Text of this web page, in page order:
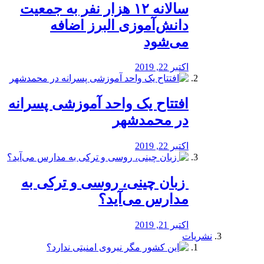
️سالانه ۱۲ هزار نفر به جمعیت
دانش‌آموزی البرز اضافه
می‌شود
اکتبر 22, 2019
افتتاح یک واحد آموزشی پسرانه
در محمدشهر
اکتبر 22, 2019
️ زبان چینی، روسی و ترکی به
مدارس می‌آید؟
اکتبر 21, 2019
نشریات